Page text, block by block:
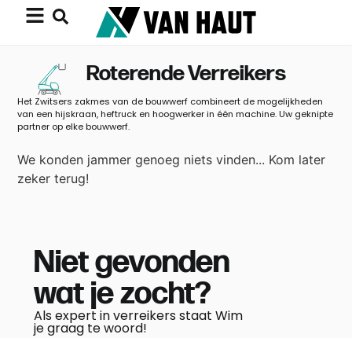
Roterende Verreikers
Het Zwitsers zakmes van de bouwwerf combineert de mogelijkheden
van een hijskraan, heftruck en hoogwerker in één machine. Uw geknipte
partner op elke bouwwerf.
We konden jammer genoeg niets vinden... Kom later
zeker terug!
Niet gevonden
wat je zocht?
Als expert in verreikers staat Wim
je graag te woord!